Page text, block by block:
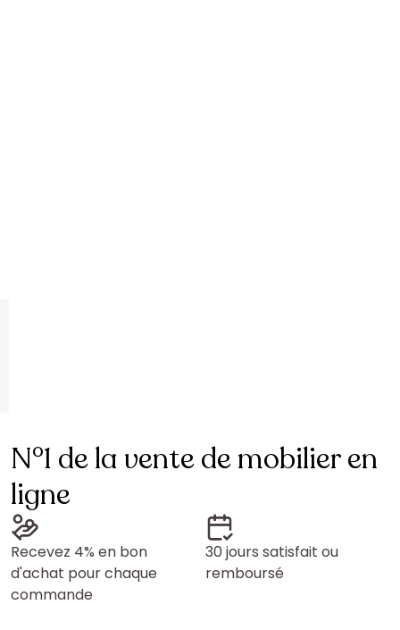
N°1 de la vente de mobilier en
ligne
Recevez 4% en bon
d'achat pour chaque
commande
30 jours satisfait ou
remboursé